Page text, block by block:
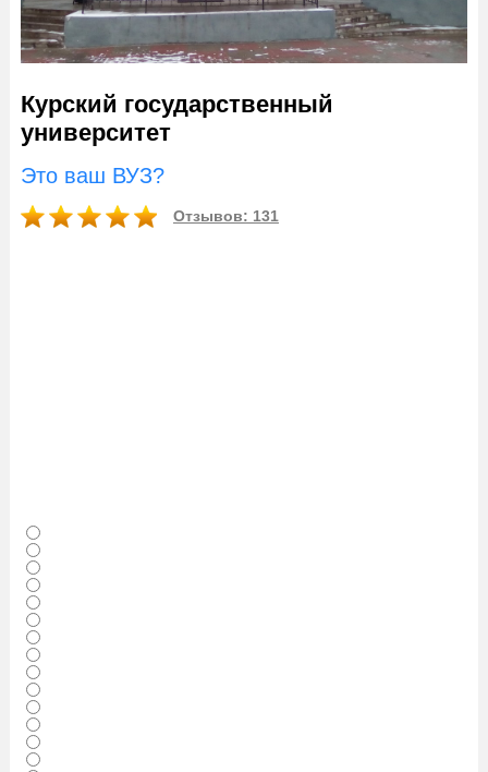
Курский государственный
университет
Это ваш ВУЗ?
Отзывов: 131